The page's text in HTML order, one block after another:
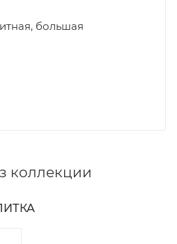
большая
коллекции